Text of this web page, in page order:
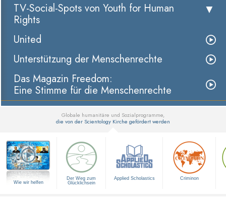
TV-Social-Spots von Youth for Human
Rights
United
Unterstützung der Menschenrechte
Das Magazin Freedom:
Eine Stimme für die Menschenrechte
Globale humanitäre und Sozialprogramme,
die von der Scientology Kirche gefördert werden
Wie wir helfen
Der Weg zum
Glücklichsein
Applied Scholastics Criminon